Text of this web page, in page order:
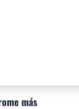
más